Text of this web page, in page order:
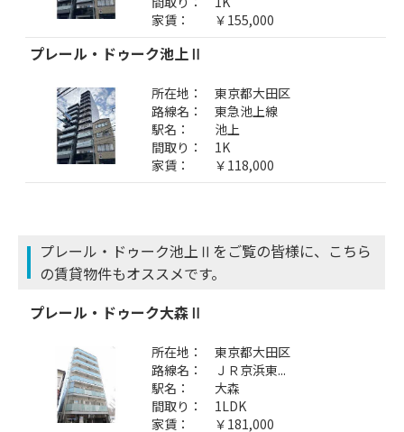
家賃：
￥155,000
プレール・ドゥーク池上Ⅱ
所在地：
東京都大田区
路線名：
東急池上線
駅名：
池上
間取り：
1K
家賃：
￥118,000
プレール・ドゥーク池上Ⅱをご覧の皆様に、こちら
の賃貸物件もオススメです。
プレール・ドゥーク大森Ⅱ
所在地：
東京都大田区
路線名：
ＪＲ京浜東...
駅名：
大森
間取り：
1LDK
家賃：
￥181,000